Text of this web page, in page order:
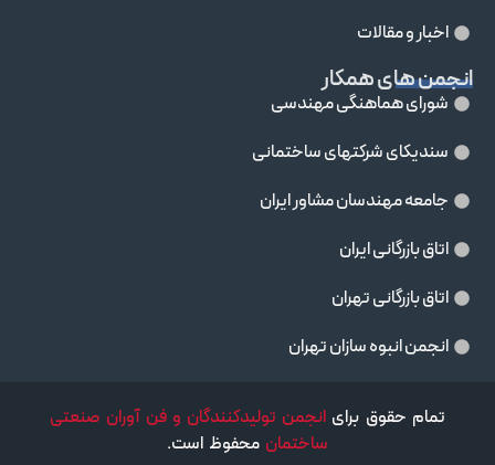
اخبار و مقالات
انجمن های همکار
شورای هماهنگی مهندسی
سندیکای شرکتهای ساختمانی
جامعه مهندسان مشاور ايران
اتاق بازرگانی ایران
اتاق بازرگانی تهران
انجمن انبوه سازان تهران
تمام حقوق برای انجمن تولیدکنندگان و فن آوران صنعتی
ساختمان محفوظ است.